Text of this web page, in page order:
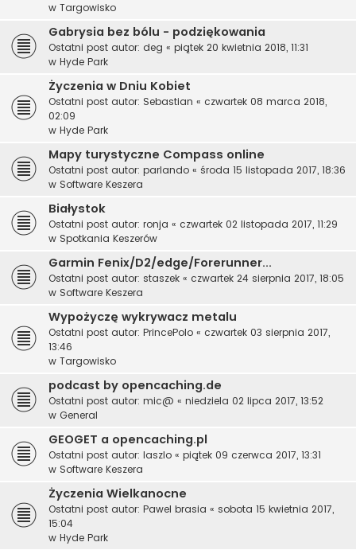
w Targowisko
Gabrysia bez bólu - podziękowania
Ostatni post autor: deg « piątek 20 kwietnia 2018, 11:31
w Hyde Park
Życzenia w Dniu Kobiet
Ostatni post autor: Sebastian « czwartek 08 marca 2018,
02:09
w Hyde Park
Mapy turystyczne Compass online
Ostatni post autor: parlando « środa 15 listopada 2017, 18:36
w Software Keszera
Białystok
Ostatni post autor: ronja « czwartek 02 listopada 2017, 11:29
w Spotkania Keszerów
Garmin Fenix/D2/edge/Forerunner...
Ostatni post autor: staszek « czwartek 24 sierpnia 2017, 18:05
w Software Keszera
Wypożyczę wykrywacz metalu
Ostatni post autor: PrincePolo « czwartek 03 sierpnia 2017,
13:46
w Targowisko
podcast by opencaching.de
Ostatni post autor: mic@ « niedziela 02 lipca 2017, 13:52
w General
GEOGET a opencaching.pl
Ostatni post autor: laszlo « piątek 09 czerwca 2017, 13:31
w Software Keszera
Życzenia Wielkanocne
Ostatni post autor: Pawel brasia « sobota 15 kwietnia 2017,
15:04
w Hyde Park